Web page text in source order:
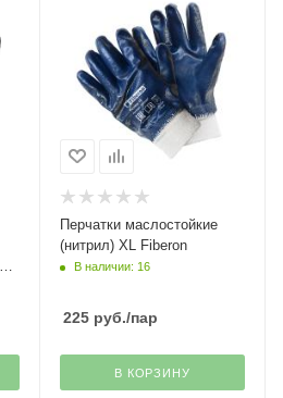
Перчатки маслостойкие
(нитрил) XL Fiberon
В наличии: 16
225руб./пар
В КОРЗИНУ